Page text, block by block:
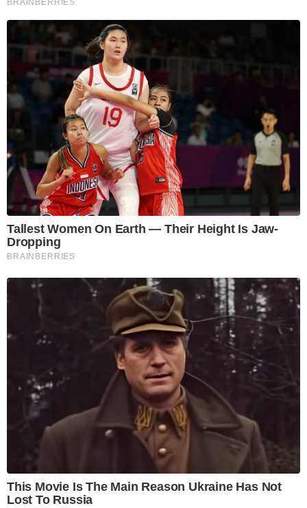
Tallest Women On Earth — Their Height Is Jaw-
Dropping
BRAINBERRIES
This Movie Is The Main Reason Ukraine Has Not
Lost To Russia